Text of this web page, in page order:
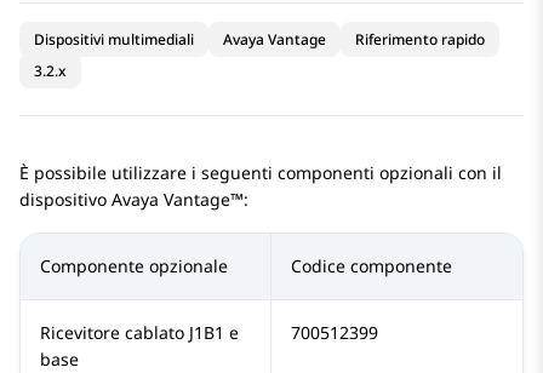
Dispositivi multimediali Avaya Vantage
Riferimento rapido
3.2.x
È possibile utilizzare i seguenti componenti opzionali con il
dispositivo Avaya Vantage™:
Componente opzionale Codice componente
Ricevitore cablato J1B1 e
base
700512399